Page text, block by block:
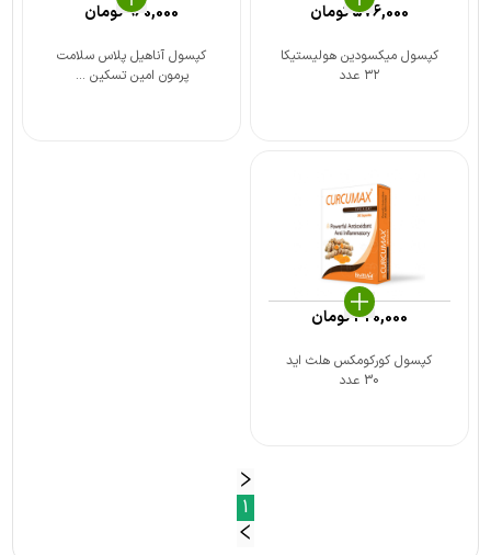
کپسول میکسودین هولیستیکا
۳۲ عدد
576,000تومان
کپسول آناهیل پلاس سلامت
پرمون امین تسکین ...
960,000تومان
کپسول کورکومکس هلث اید
30 عدد
420,000تومان
1